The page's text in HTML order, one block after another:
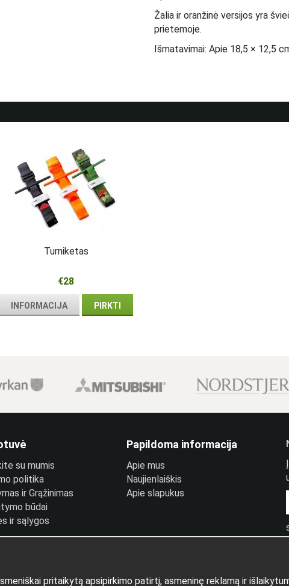
Žalia ir oranžinė versijos yra
prietemoje.
Išmatavimai: Apie 18,5 × 12,5
Turniketas
€28
INFORMACIJA PIRKTI
su mumis
politika
ir Grąžinimas
būdai
ir sąlygos
prisijungimas
Papildoma informacija
Apie mus
Naujienlaiškis
Apie slapukus
pritaikytą apsipirkimo patirtį, asmeninę reklamą ir